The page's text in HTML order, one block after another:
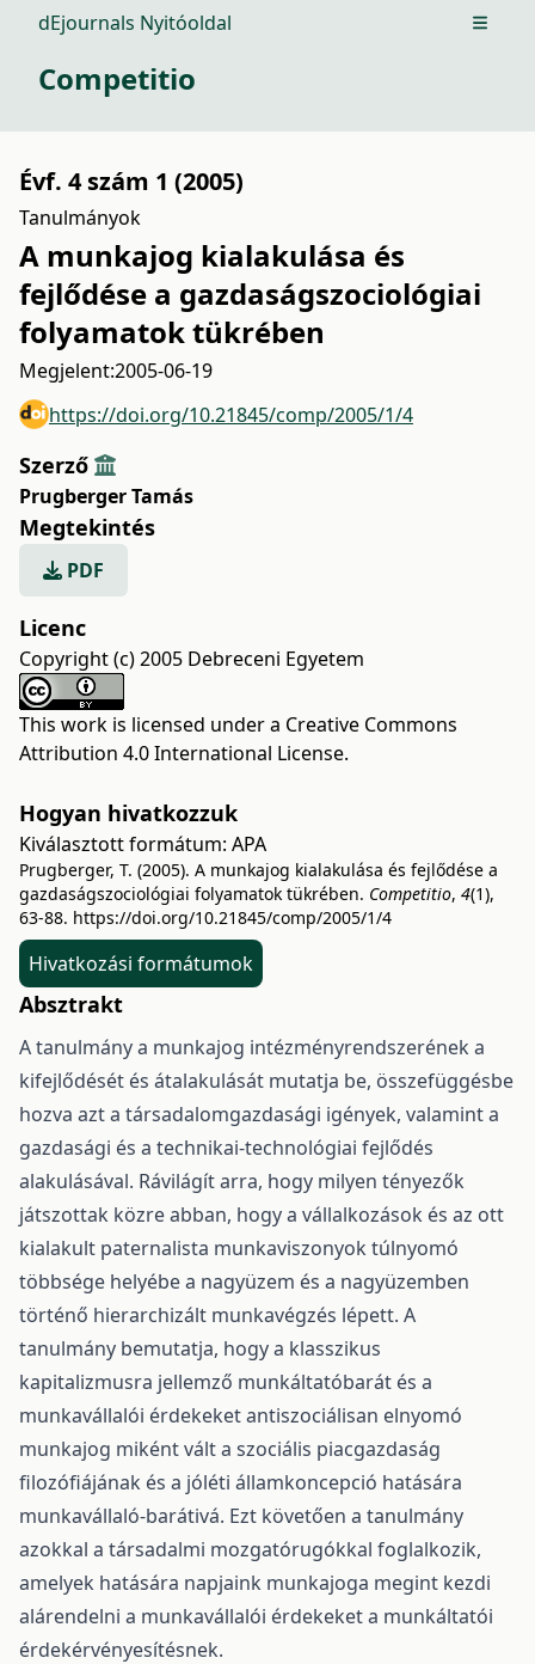
dEjournals Nyitóoldal Open
Competitio
Évf. 4 szám 1 (2005)
Tanulmányok
A munkajog kialakulása és
fejlődése a gazdaságszociológiai
folyamatok tükrében
Megjelent:2005-06-19
https://doi.org/10.21845/comp/2005/1/4
Szerző
Prugberger Tamás
Megtekintés
PDF
Licenc
Copyright (c) 2005 Debreceni Egyetem
This work is licensed under a Creative Commons
Attribution 4.0 International License.
Hogyan hivatkozzuk
Kiválasztott formátum: APA
Prugberger, T. (2005). A munkajog kialakulása és fejlődése a
gazdaságszociológiai folyamatok tükrében. Competitio, 4(1),
63-88. https://doi.org/10.21845/comp/2005/1/4
Hivatkozási formátumok
Absztrakt
A tanulmány a munkajog intézményrendszerének a
kifejlődését és átalakulását mutatja be, összefüggésbe
hozva azt a társadalomgazdasági igények, valamint a
gazdasági és a technikai-technológiai fejlődés
alakulásával. Rávilágít arra, hogy milyen tényezők
játszottak közre abban, hogy a vállalkozások és az ott
kialakult paternalista munkaviszonyok túlnyomó
többsége helyébe a nagyüzem és a nagyüzemben
történő hierarchizált munkavégzés lépett. A
tanulmány bemutatja, hogy a klasszikus
kapitalizmusra jellemző munkáltatóbarát és a
munkavállalói érdekeket antiszociálisan elnyomó
munkajog miként vált a szociális piacgazdaság
filozófiájának és a jóléti államkoncepció hatására
munkavállaló-barátivá. Ezt követően a tanulmány
azokkal a társadalmi mozgatórugókkal foglalkozik,
amelyek hatására napjaink munkajoga megint kezdi
alárendelni a munkavállalói érdekeket a munkáltatói
érdekérvényesítésnek.